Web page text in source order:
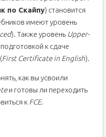
по Скайпу) становится
имеют уровень
). Также уровень Upper-
к сдаче
First Certificate in English).
как вы усвоили
и готовы ли переходить
к FCE.